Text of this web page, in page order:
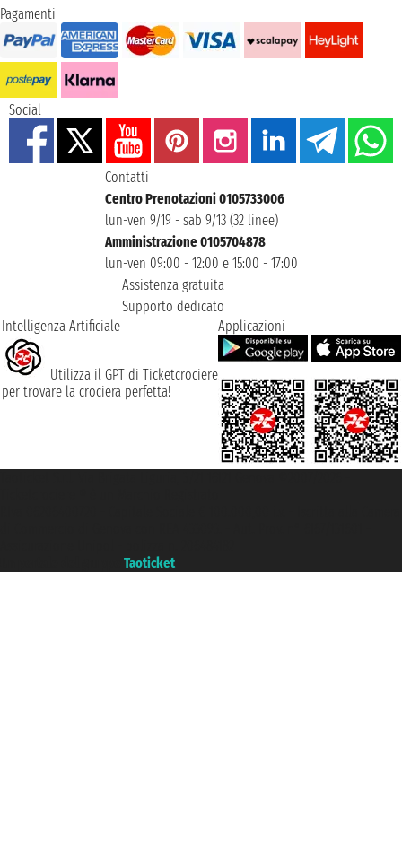
Pagamenti
Social
Contatti
Centro Prenotazioni 0105733006
lun-ven 9/19 - sab 9/13 (32 linee)
Amministrazione 0105704878
lun-ven 09:00 - 12:00 e 15:00 - 17:00
Assistenza gratuita
Supporto dedicato
Intelligenza Artificiale
Utilizza il GPT di Ticketcrociere
per trovare la crociera perfetta!
Applicazioni
Taoticket